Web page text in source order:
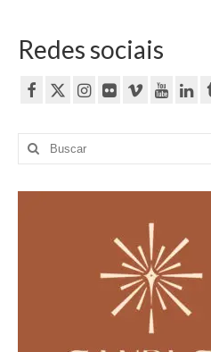
Redes sociais
Buscar
por: